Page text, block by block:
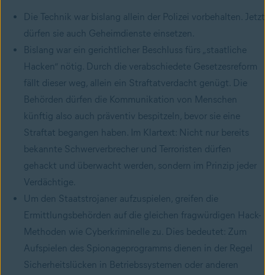
Die Technik war bislang allein der Polizei vorbehalten. Jetzt
dürfen sie auch Geheimdienste einsetzen.
Bislang war ein gerichtlicher Beschluss fürs „staatliche
Hacken“ nötig. Durch die verabschiedete Gesetzesreform
fällt dieser weg, allein ein Straftatverdacht genügt. Die
Behörden dürfen die Kommunikation von Menschen
künftig also auch präventiv bespitzeln, bevor sie eine
Straftat begangen haben. Im Klartext: Nicht nur bereits
bekannte Schwerverbrecher und Terroristen dürfen
gehackt und überwacht werden, sondern im Prinzip jeder
Verdächtige.
Um den Staatstrojaner aufzuspielen, greifen die
Ermittlungsbehörden auf die gleichen fragwürdigen Hack-
Methoden wie Cyberkriminelle zu. Dies bedeutet: Zum
Aufspielen des Spionageprogramms dienen in der Regel
Sicherheitslücken in Betriebssystemen oder anderen